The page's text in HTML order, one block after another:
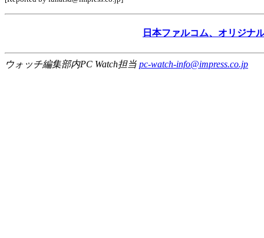
日本ファルコム、オリジナ
ウォッチ編集部内PC Watch担当 pc-watch-info@impress.co.jp